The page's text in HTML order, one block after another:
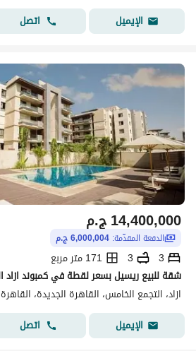
الإيميل
اتصل
ج.م14,400,000
الدفعة المقدّمة: 6,000,004 ج.م
3
3
171 متر مربع
ازاد، التجمع الخامس، القاهرة الجديدة، القاهرة
الإيميل
اتصل